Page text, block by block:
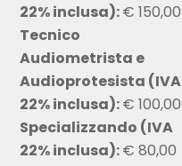
22% inclusa):€ 150,00
Tecnico
Audiometrista e
Audioprotesista (IVA
22% inclusa):€ 100,00
Specializzando (IVA
22% inclusa):€ 80,00